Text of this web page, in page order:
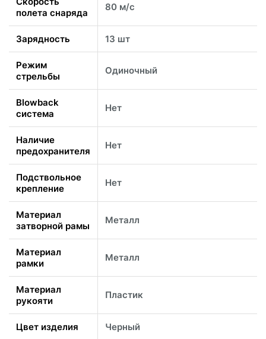
полета снаряда
80 м/с
Зарядность 13 шт
Режим
стрельбы
Одиночный
Blowback
система
Нет
Наличие
предохранителя
Нет
Подствольное
крепление
Нет
Материал
затворной рамы
Металл
Материал
рамки
Металл
Материал
рукояти
Пластик
Цвет изделия Черный